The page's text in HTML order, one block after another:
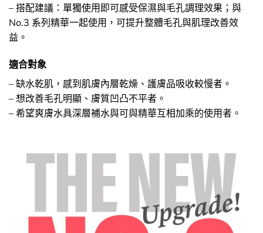
– 搭配建議：單獨使用即可感受保濕與毛孔調理效果；與
No.3 系列精華一起使用，可提升整體毛孔與肌理改善效
益。
適合對象
– 缺水乾肌，感到肌膚內層乾燥、護膚品吸收較慢者。
– 想改善毛孔明顯、膚質凹凸不平者。
– 希望爽膚水具深層補水與可與精華互相加乘的使用者。